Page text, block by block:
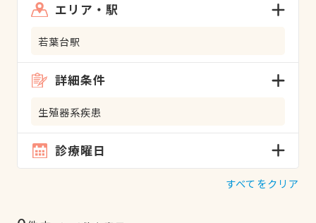
エリア・駅
若葉台駅
詳細条件
生殖器系疾患
診療曜日
すべてをクリア